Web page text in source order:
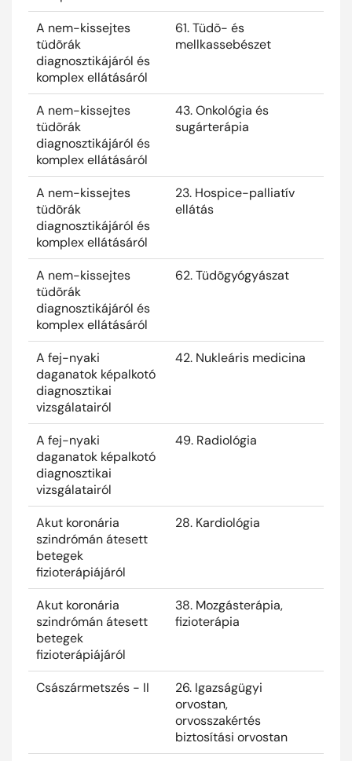
A nem-kissejtes
tüdõrák
diagnosztikájáról és
komplex ellátásáról
61. Tüdõ- és
mellkassebészet
A nem-kissejtes
tüdõrák
diagnosztikájáról és
komplex ellátásáról
43. Onkológia és
sugárterápia
A nem-kissejtes
tüdõrák
diagnosztikájáról és
komplex ellátásáról
23. Hospice-palliatív
ellátás
A nem-kissejtes
tüdõrák
diagnosztikájáról és
komplex ellátásáról
62. Tüdõgyógyászat
A fej-nyaki
daganatok képalkotó
diagnosztikai
vizsgálatairól
42. Nukleáris medicina
A fej-nyaki
daganatok képalkotó
diagnosztikai
vizsgálatairól
49. Radiológia
Akut koronária
szindrómán átesett
betegek
fizioterápiájáról
28. Kardiológia
Akut koronária
szindrómán átesett
betegek
fizioterápiájáról
38. Mozgásterápia,
fizioterápia
Császármetszés - II
26. Igazságügyi
orvostan,
orvosszakértés
biztosítási orvostan